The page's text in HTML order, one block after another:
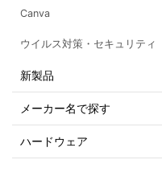
Canva
ウイルス対策・セキュリティ
新製品
メーカー名で探す
ハードウェア